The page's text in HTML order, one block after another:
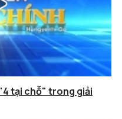
tại chỗ" trong giải